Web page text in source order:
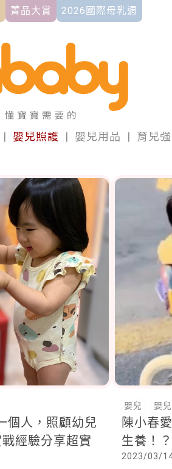
菁品大賞 2026國際母乳週
| 嬰兒照護 | 嬰兒用品 | 育兒
個人，照顧幼兒
經驗分享超實
嬰兒 嬰
陳小春
生養！
2023/03/